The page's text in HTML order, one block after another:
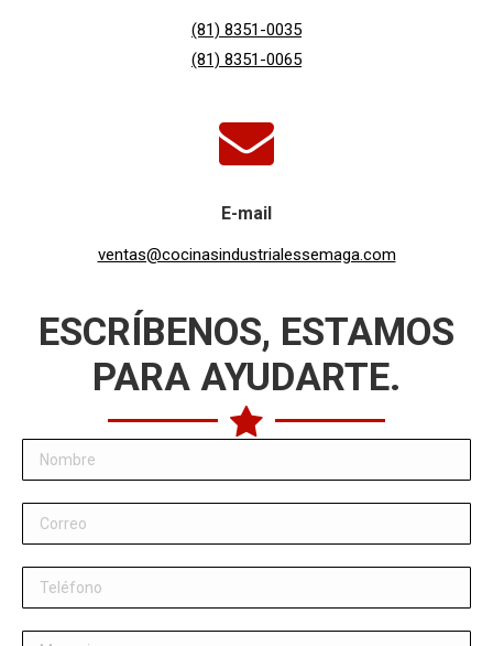
(81) 8351-0035
(81) 8351-0065
E-mail
ventas@cocinasindustrialessemaga.com
ESCRÍBENOS, ESTAMOS
PARA AYUDARTE.